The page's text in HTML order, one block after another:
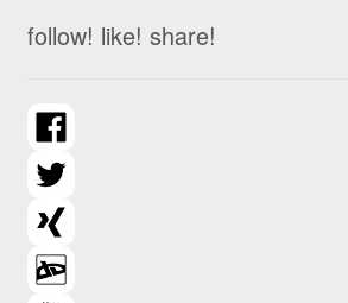
follow! like! share!